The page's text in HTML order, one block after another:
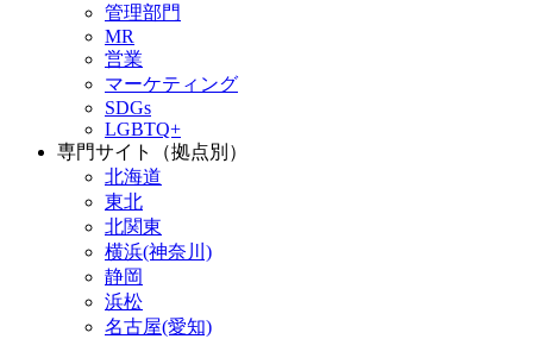
管理部門
MR
営業
マーケティング
SDGs
LGBTQ+
専門サイト（拠点別）
北海道
東北
北関東
横浜(神奈川)
静岡
浜松
名古屋(愛知)